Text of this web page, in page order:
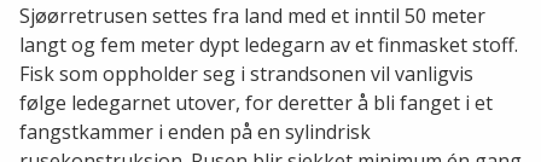
Sjøørretrusen settes fra land med et inntil 50 meter
langt og fem meter dypt ledegarn av et finmasket stoff.
Fisk som oppholder seg i strandsonen vil vanligvis
følge ledegarnet utover, for deretter å bli fanget i et
fangstkammer i enden på en sylindrisk